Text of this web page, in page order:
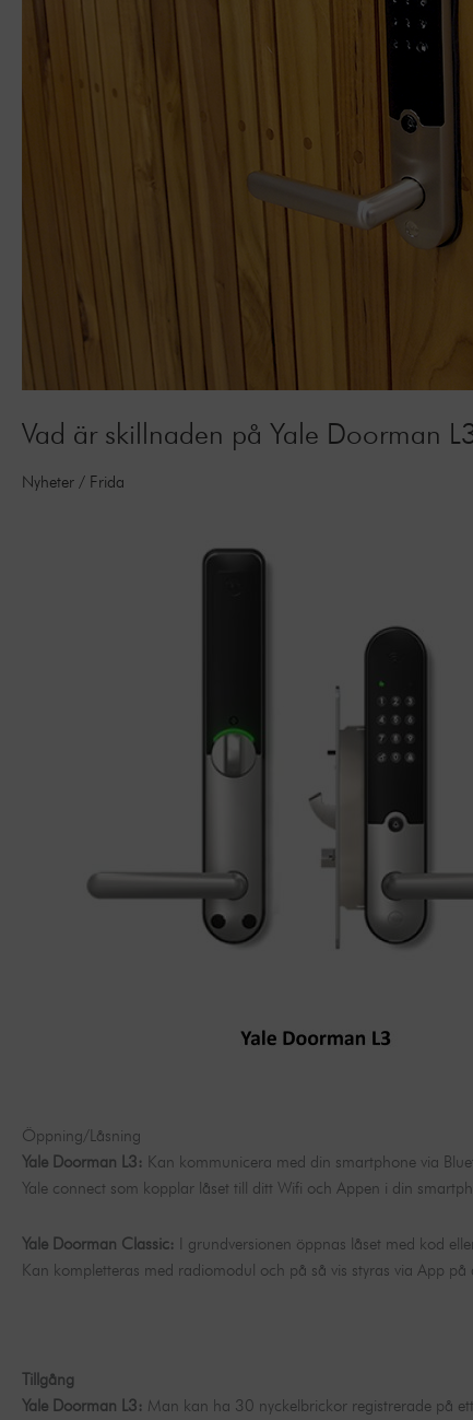
Vad är skillnaden på Yale Doorman
Nyheter / Frida
Öppning/Låsning
Yale Doorman L3: Kan kommunicera med din smartphone via
Yale connect som kopplar låset till ditt Wifi och Appen i din
Yale Doorman Classic: I grundversionen öppnas låset med kod
Kan kompletteras med radiomodul och på så vis styras via App
Tillgång
Yale Doorman L3: Man kan ha 30 nyckelbrickor registrerade på